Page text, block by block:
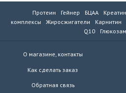
Протеин Гейнер БЦАА Креатин
комплексы
Жиросжигатели Карнитин
Q10
О магазине, контакты
Как сделать заказ
Обратная связь